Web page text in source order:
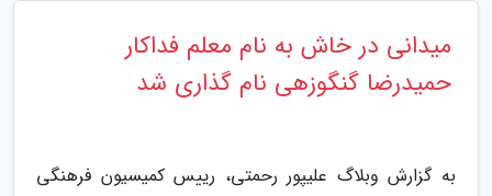
میدانی در خاش به نام معلم فداکار
حمیدرضا گنگوزهی نام گذاری شد
به گزارش وبلاگ علیپور رحمتی، رییس کمیسیون فرهنگی